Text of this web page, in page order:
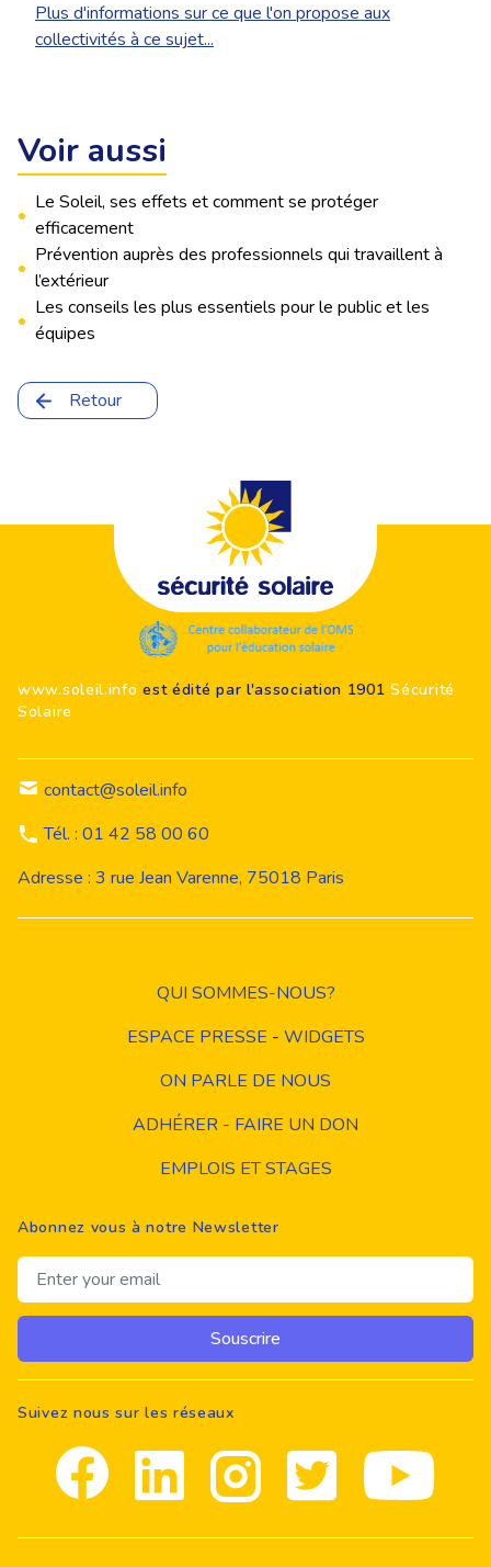
Plus d'informations sur ce que l'on propose aux
collectivités à ce sujet...
Voir aussi
•
Le Soleil, ses effets et comment se protéger
efficacement
•
Prévention auprès des professionnels qui travaillent à
l’extérieur
•
Les conseils les plus essentiels pour le public et les
équipes
Retour
www.soleil.info est édité par l'association 1901Sécurité
Solaire
contact@soleil.info
Tél. : 01 42 58 00 60
Adresse : 3 rue Jean Varenne, 75018 Paris
QUI SOMMES-NOUS?
ESPACE PRESSE - WIDGETS
ON PARLE DE NOUS
ADHÉRER - FAIRE UN DON
EMPLOIS ET STAGES
Abonnez vous à notre Newsletter
Email address
Souscrire
Suivez nous sur les réseaux
Facebook Linkedin Instagram Twitter youtube